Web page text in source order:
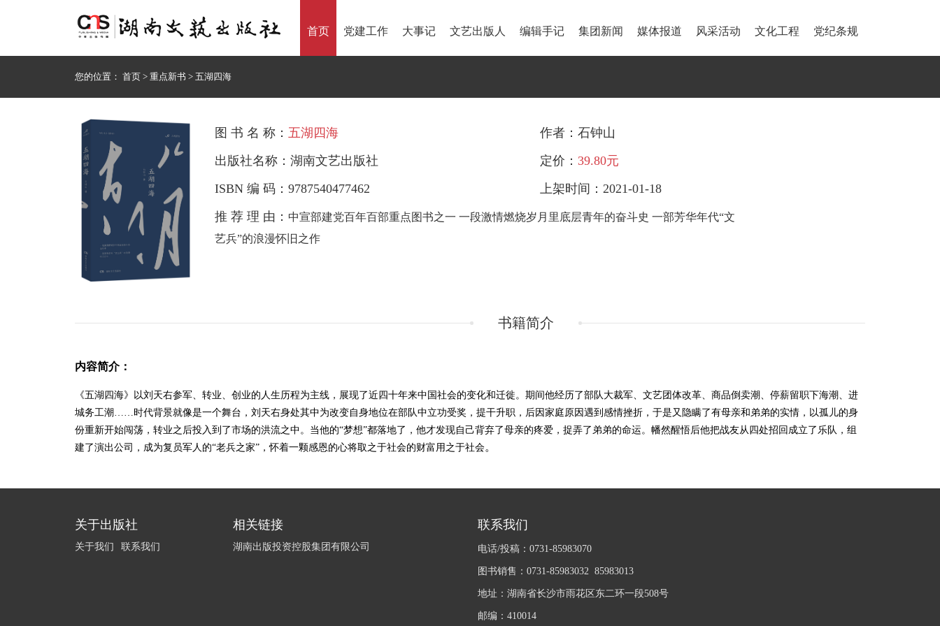
首页 党建工作 大事记 文艺出版人 编辑手记 集团新闻 媒体报道 风采活动 文化工程 党纪条规
您的位置： 首页 > 重点新书 > 五湖四海
图 书 名 称： 五湖四海
作者：石钟山
出版社名称：湖南文艺出版社
定价： 39.80元
ISBN 编 码：9787540477462
上架时间：2021-01-18
推 荐 理 由： 中宣部建党百年百部重点图书之一 一段激情燃烧岁月里底层青年的奋斗史 一部芳华年代“文
艺兵”的浪漫怀旧之作
书籍简介
内容简介：
《五湖四海》以刘天右参军、转业、创业的人生历程为主线，展现了近四十年来中国社会的变化和迁徙。期间他经历了部队大裁军、文艺团体改革、商品倒卖潮、停薪留职下海潮、进
城务工潮……时代背景就像是一个舞台，刘天右身处其中为改变自身地位在部队中立功受奖，提干升职，后因家庭原因遇到感情挫折，于是又隐瞒了有母亲和弟弟的实情，以孤儿的身
份重新开始闯荡，转业之后投入到了市场的洪流之中。当他的“梦想”都落地了，他才发现自己背弃了母亲的疼爱，捉弄了弟弟的命运。幡然醒悟后他把战友从四处招回成立了乐队，组
建了演出公司，成为复员军人的“老兵之家”，怀着一颗感恩的心将取之于社会的财富用之于社会。
关于出版社
关于我们 联系我们
相关链接
湖南出版投资控股集团有限公司
联系我们
电话/投稿：0731-85983070
图书销售：0731-85983032 85983013
地址：湖南省长沙市雨花区东二环一段508号
邮编：410014